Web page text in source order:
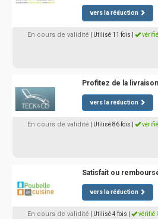
vers la réduction
En cours de validité | Utilisé 11 fois
Profitez de la
vers la réduction
En cours de validité | Utilisé 86 fois
Satisfait ou
vers la réduction
En cours de validité | Utilisé 4 fois vérifié !